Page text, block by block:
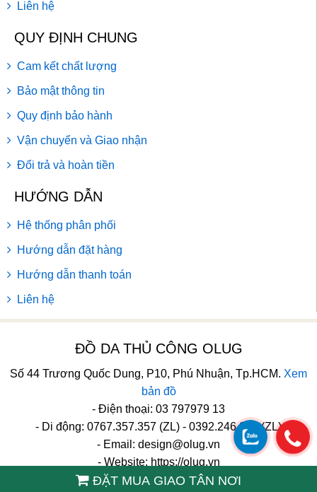
ĐẶT MUA GIAO TÂN NƠI
Liên hệ
QUY ĐỊNH CHUNG
Cam kết chất lượng
Bảo mật thông tin
Quy định bảo hành
Vận chuyển và Giao nhận
Đổi trả và hoàn tiền
HƯỚNG DẪN
Hệ thống phân phối
Hướng dẫn đặt hàng
Hướng dẫn thanh toán
Liên hệ
ĐỒ DA THỦ CÔNG OLUG
Số 44 Trương Quốc Dung, P10, Phú Nhuận, Tp.HCM. Xem
bản đồ
- Điện thoại: 03 797979 13
- Di động: 0767.357.357 (ZL) - 0392.246.246 (ZL)
- Email: design@olug.vn
- Website: https://olug.vn